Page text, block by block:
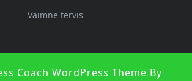
Vaimne tervis
Coach WordPress Theme By